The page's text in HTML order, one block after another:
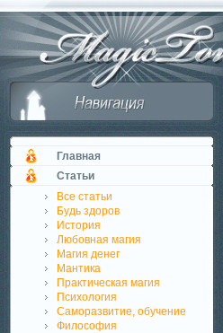
Главная
Статьи
Все статьи
Будь здоров
История
Любовная магия
Магия денег
Мантика
Практическая магия
Психология
Саморазвитие, обучение
Философия